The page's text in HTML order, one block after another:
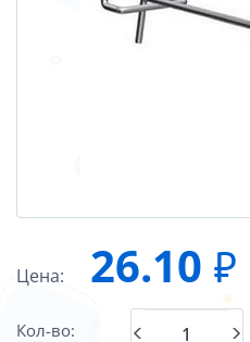
Цена: 26.10 ₽
Кол-во: